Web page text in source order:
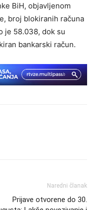
BiH, objavljenom
broj blokiranih računa
je 58.038, dok su
bankarski račun.
Naredni članak
Prijave otvorene do 30.